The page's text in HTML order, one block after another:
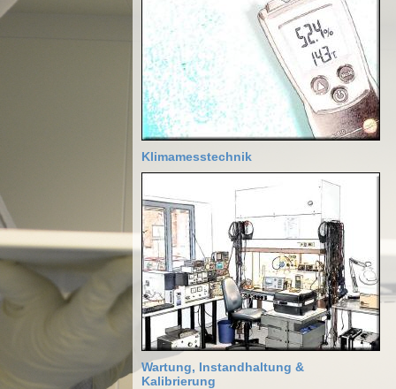
Klimamesstechnik
Wartung, Instandhaltung &
Kalibrierung